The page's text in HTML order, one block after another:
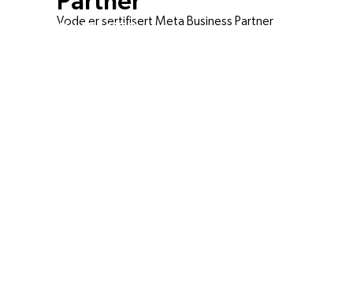
Vode er sertifisert Meta Business Partner
HIGHLIGHTS